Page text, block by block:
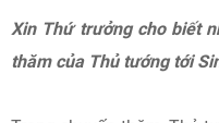
Xin Thứ trưởng cho biết
thăm của Thủ tướng tới